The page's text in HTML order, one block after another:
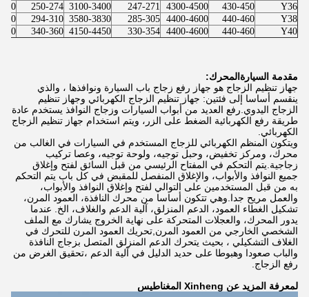
Y36
430-450
4300-4500
247-271
3100-3400
250-274
Y38
440-460
4400-4600
285-305
3580-3830
294-310
Y40
440-460
4400-4600
330-354
4150-4450
340-360
مقدمة السيارةالمحرك:
جهاز تنظيم الزجاج هو جهاز رفع زجاج باب السيارة ونوافذها ، والذي
ينقسم أساسا إلى فئتين: جهاز تنظيم الزجاج الكهربائي وجهاز تنظيم
الزجاج اليدوي.رفع العديد من أبواب السيارات وزجاج النوافذ يستخدم عادة
طريقة رفع الكهربائية الضغط على الزر، ويتم استخدام جهاز تنظيم الزجاج
الكهربائي.
ويتكون المنظم الكهربائي للزجاج المستخدم في السيارات في الغالب من
محرك، ومركز تخفيض، وحبل توجيه، ولوحة توجيه، وعصا تركيب
زجاجية.يتم التحكم في المفتاح الرئيسي من قبل السائق لفتح وإغلاق
جميع النوافذ والأبواب، والإغلاق المنفصل للمقبض في كل باب يتم التحكم
به من قبل المستخدمين على التوالي لفتح وإغلاق النوافذ والأبواب،
والعمل مريح جدا.وهي تتكون أساسا من محرك النافذة، العمود المرن،
تشكيل الغطاء العمود، الدعم المنزلق، آلية الدعم والغلاف، الخ. عندما
يدور المحرك، والعجلات المتحركة على نهاية الخروج يشارك مع الملف
الشخصي الخارجي من العمود المرن,تحريك العمود المرن للتحرك في
الغلاف التشكيلي ، بحيث يتحرك الدعم المنزلق المتصل بزجاج النافذة
والباب صعودا وهبوطا على حديد الدليل في آلية الدعم ،تحقيق الغرض من
رفع الزجاج.
لمعرفة المزيد عن Xinheng المغناطيس